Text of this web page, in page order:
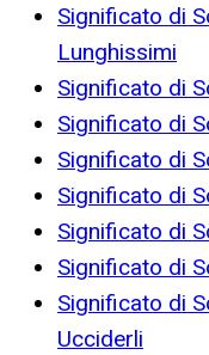
Significato di
Lunghissimi
Significato di
Significato di
Significato di
Significato di
Significato di
Significato di
Significato di
Ucciderli